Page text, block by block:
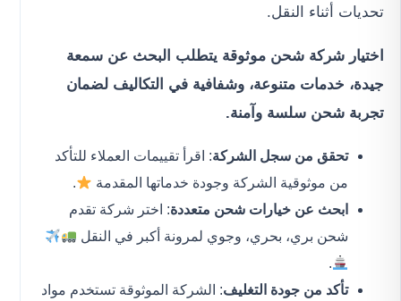
تحديات أثناء النقل.
اختيار شركة شحن موثوقة يتطلب البحث عن سمعة
جيدة، خدمات متنوعة، وشفافية في التكاليف لضمان
تجربة شحن سلسة وآمنة.
تحقق من سجل الشركة: اقرأ تقييمات العملاء للتأكد
من موثوقية الشركة وجودة خدماتها المقدمة
.
ابحث عن خيارات شحن متعددة: اختر شركة تقدم
شحن بري، بحري، وجوي لمرونة أكبر في النقل
.
تأكد من جودة التغليف: الشركة الموثوقة تستخدم مواد